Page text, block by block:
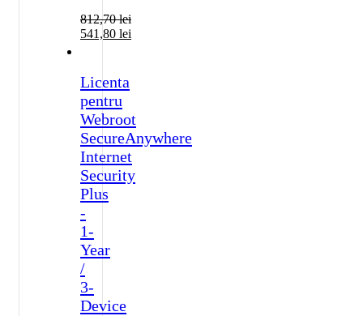
812,70lei
541,80 lei
Licenta
pentru
Webroot
SecureAnywhere
Internet
Security
Plus
-
1-
Year
/
3-
Device